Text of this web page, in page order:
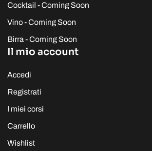
Cocktail - Coming Soon
Vino - Coming Soon
Birra - Coming Soon
Il mio account
Accedi
Registrati
I miei corsi
Carrello
Wishlist